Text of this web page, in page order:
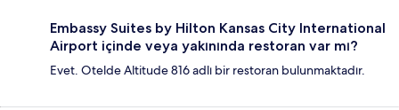
Embassy Suites by Hilton Kansas City International
Airport içinde veya yakınında restoran var mı?
Evet. Otelde Altitude 816 adlı bir restoran bulunmaktadır.